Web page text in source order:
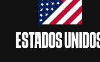
ESTADOS